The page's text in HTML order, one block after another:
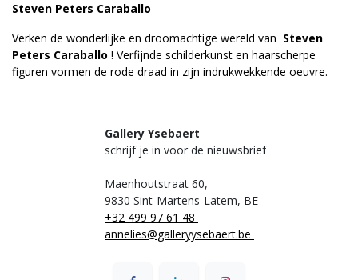
Steven Peters Caraballo
Verken de wonderlijke en droomachtige wereld van Steven
Peters Caraballo ! Verfijnde schilderkunst en haarscherpe
figuren vormen de rode draad in zijn indrukwekkende oeuvre.
Gallery Ysebaert
schrijf je in voor de nieuwsbrief
Maenhoutstraat 60,
9830 Sint-Martens-Latem, BE
+32 499 97 61 48
annelies@galleryysebaert.be